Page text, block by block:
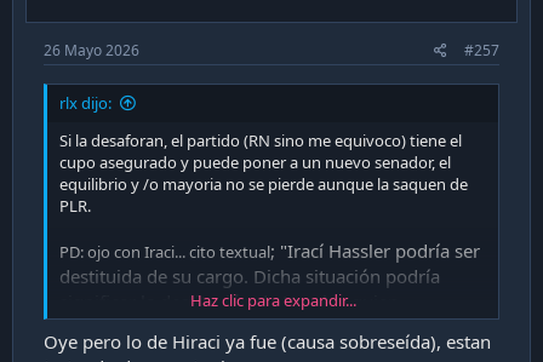
26 Mayo 2026 #257
rlx dijo:
Si la desaforan, el partido (RN sino me equivoco) tiene el
cupo asegurado y puede poner a un nuevo senador, el
equilibrio y /o mayoria no se pierde aunque la saquen de
PLR.
PD: ojo con Iraci... cito textual; "Irací Hassler podría ser
destituida de su cargo. Dicha situación podría
significar la destitución de Hassler, quien
actualmente ejerce como diputada. Leturia explicó
que el Consejo Municipal de Santiago podría
Haz clic para expandir...
Oye pero lo de Hiraci ya fue (causa sobreseída), estan